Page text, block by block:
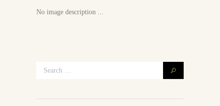
No image description ...